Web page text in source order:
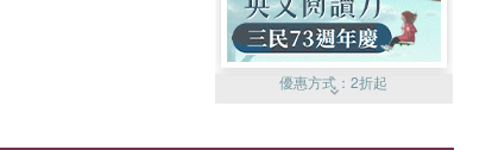
優惠方式：2折起